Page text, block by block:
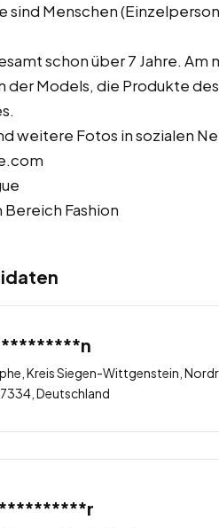
Menschen
schon über 7 Jahre.
der Models, die Produkte
weitere Fotos in sozialen
Bereich Fashion
Kreis Siegen-Wittgenstein,
Deutschland